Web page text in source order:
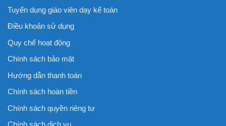
Tuyển dụng giáo viên dạy kế toán
Điều khoản sử dụng
Quy chế hoạt động
Chính sách bảo mật
Hướng dẫn thanh toán
Chính sách hoàn tiền
Chính sách quyền riêng tư